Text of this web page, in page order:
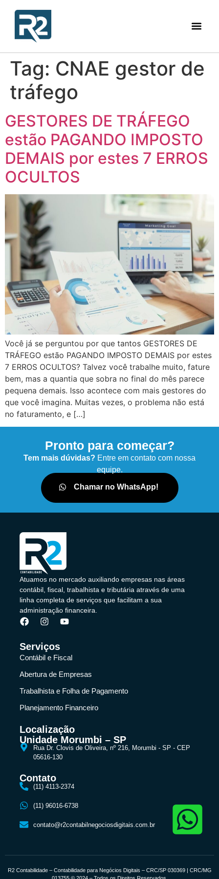
Tag: CNAE gestor de
tráfego
GESTORES DE TRÁFEGO
estão PAGANDO IMPOSTO
DEMAIS por estes 7 ERROS
OCULTOS
Você já se perguntou por que tantos GESTORES DE
TRÁFEGO estão PAGANDO IMPOSTO DEMAIS por estes
7 ERROS OCULTOS? Talvez você trabalhe muito, fature
bem, mas a quantia que sobra no final do mês parece
pequena demais. Isso acontece com mais gestores do
que você imagina. Muitas vezes, o problema não está
no faturamento, e […]
Pronto para começar?
Tem mais dúvidas? Entre em contato com nossa
equipe.
Chamar no WhatsApp!
Atuamos no mercado auxiliando empresas nas áreas
contábil, fiscal, trabalhista e tributária através de uma
linha completa de serviços que facilitam a sua
administração financeira.
Serviços
Contábil e Fiscal
Abertura de Empresas
Trabalhista e Folha de Pagamento
Planejamento Financeiro
Localização
Unidade Morumbi – SP
Rua Dr. Clovis de Oliveira, nº 216, Morumbi - SP - CEP
05616-130
Contato
(11) 4113-2374
(11) 96016-6738
contato@r2contabilnegociosdigitais.com.br
R2 Contabilidade – Contabilidade para Negócios Digitais – CRC/SP 030369 | CRC/MG